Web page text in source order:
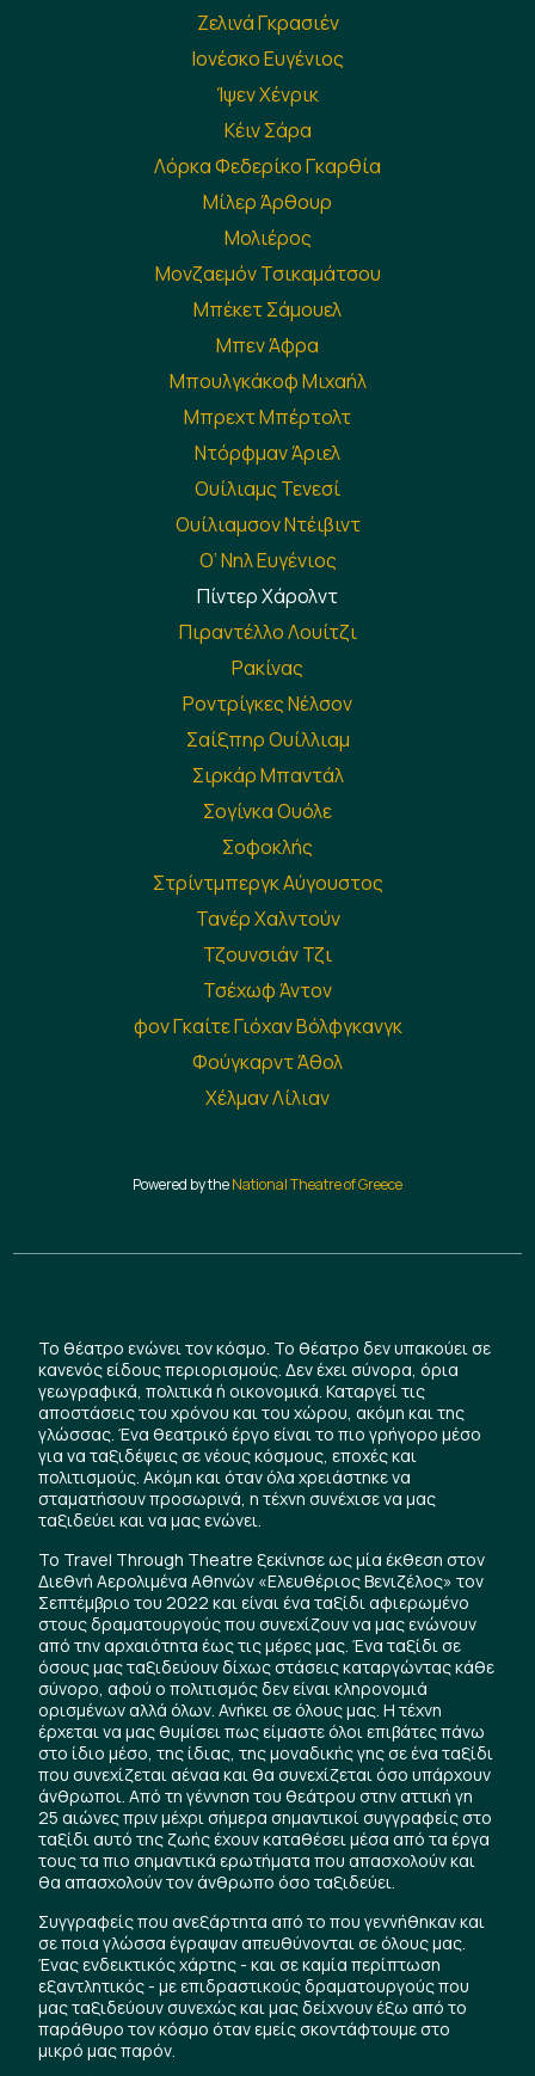
Ζελινά Γκρασιέν
Ιονέσκο Ευγένιος
Ίψεν Χένρικ
Κέιν Σάρα
Λόρκα Φεδερίκο Γκαρθία
Μίλερ Άρθουρ
Μολιέρος
Μονζαεμόν Τσικαμάτσου
Μπέκετ Σάμουελ
Μπεν Άφρα
Μπουλγκάκοφ Μιχαήλ
Μπρεχτ Μπέρτολτ
Ντόρφμαν Άριελ
Ουίλιαμς Τενεσί
Ουίλιαμσον Ντέιβιντ
Ο’ Νηλ Ευγένιος
Πίντερ Χάρολντ
Πιραντέλλο Λουίτζι
Ρακίνας
Ροντρίγκες Νέλσον
Σαίξπηρ Ουίλλιαμ
Σιρκάρ Μπαντάλ
Σογίνκα Ουόλε
Σοφοκλής
Στρίντμπεργκ Αύγουστος
Τανέρ Χαλντούν
Τζουνσιάν Τζι
Τσέχωφ Άντον
φον Γκαίτε Γιόχαν Βόλφγκανγκ
Φούγκαρντ Άθολ
Χέλμαν Λίλιαν
Powered by theNational Theatre of Greece
Το θέατρο ενώνει τον κόσμο. Το θέατρο δεν υπακούει σε
κανενός είδους περιορισμούς. Δεν έχει σύνορα, όρια
γεωγραφικά, πολιτικά ή οικονομικά. Καταργεί τις
αποστάσεις του χρόνου και του χώρου, ακόμη και της
γλώσσας. Ένα θεατρικό έργο είναι το πιο γρήγορο μέσο
για να ταξιδέψεις σε νέους κόσμους, εποχές και
πολιτισμούς. Ακόμη και όταν όλα χρειάστηκε να
σταματήσουν προσωρινά, η τέχνη συνέχισε να μας
ταξιδεύει και να μας ενώνει.
Το Travel Through Theatre ξεκίνησε ως μία έκθεση στον
Διεθνή Αερολιμένα Αθηνών «Ελευθέριος Βενιζέλος» τον
Σεπτέμβριο του 2022 και είναι ένα ταξίδι αφιερωμένο
στους δραματουργούς που συνεχίζουν να μας ενώνουν
από την αρχαιότητα έως τις μέρες μας. Ένα ταξίδι σε
όσους μας ταξιδεύουν δίχως στάσεις καταργώντας κάθε
σύνορο, αφού ο πολιτισμός δεν είναι κληρονομιά
ορισμένων αλλά όλων. Ανήκει σε όλους μας. Η τέχνη
έρχεται να μας θυμίσει πως είμαστε όλοι επιβάτες πάνω
στο ίδιο μέσο, της ίδιας, της μοναδικής γης σε ένα ταξίδι
που συνεχίζεται αέναα και θα συνεχίζεται όσο υπάρχουν
άνθρωποι. Από τη γέννηση του θεάτρου στην αττική γη
25 αιώνες πριν μέχρι σήμερα σημαντικοί συγγραφείς στο
ταξίδι αυτό της ζωής έχουν καταθέσει μέσα από τα έργα
τους τα πιο σημαντικά ερωτήματα που απασχολούν και
θα απασχολούν τον άνθρωπο όσο ταξιδεύει.
Συγγραφείς που ανεξάρτητα από το που γεννήθηκαν και
σε ποια γλώσσα έγραψαν απευθύνονται σε όλους μας.
Ένας ενδεικτικός χάρτης - και σε καμία περίπτωση
εξαντλητικός - με επιδραστικούς δραματουργούς που
μας ταξιδεύουν συνεχώς και μας δείχνουν έξω από το
παράθυρο τον κόσμο όταν εμείς σκοντάφτουμε στο
μικρό μας παρόν.